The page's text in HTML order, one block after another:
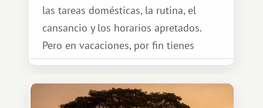
las tareas domésticas, la rutina, el
cansancio y los horarios apretados.
Pero en vacaciones, por fin tienes
espacio para dos y ganas de hacer algo
especial por tu pareja. No tiene por
qué ser algo grandioso, pero sí algo